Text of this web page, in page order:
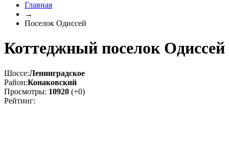
Главная
→
Поселок Одиссей
Коттеджный поселок Одиссей
Шоссе:Ленинградское
Район:Конаковский
Просмотры: 10920 (+0)
Рейтинг: